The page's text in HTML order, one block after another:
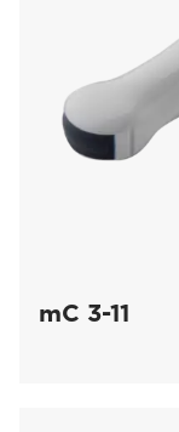
mC 3-11